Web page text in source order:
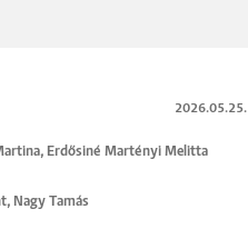
2026.05.25.
, Erdősiné Martényi Melitta
Nagy Tamás